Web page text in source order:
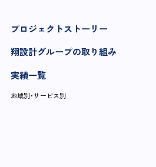
プロジェクトストーリー
翔設計グループの取り組み
実績一覧
地域別・サービス別